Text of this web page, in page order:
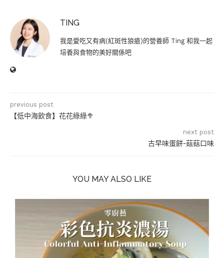
TING
我是愛吃又有病(紅斑性狼瘡)的營養師 Ting 和我一起
培養與食物的美好關係吧
previous post
【低中海飲食】花花綠綠🥦
next post
古早味蛋餅-菇菇口味
YOU MAY ALSO LIKE